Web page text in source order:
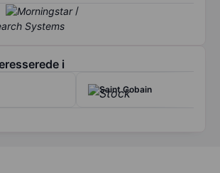
/
i
Saint Gobain